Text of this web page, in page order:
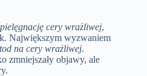
pielęgnację cery wrażliwej,
Największym wyzwaniem
na cery wrażliwej.
zmniejszały objawy, ale